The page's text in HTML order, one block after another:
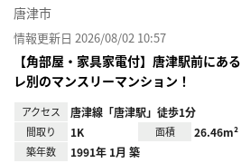
唐津市
情報更新日 2026/08/02 10:57
【角部屋・家具家電付】唐津駅前にあ
レ別のマンスリーマンション！
アクセス 唐津線「唐津駅」徒歩1分
間取り 1K 面積 26.46m²
築年数 1991年 1月 築